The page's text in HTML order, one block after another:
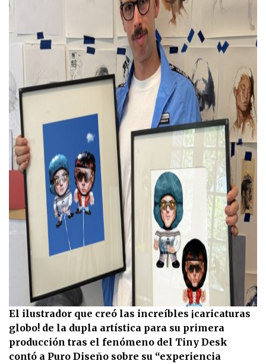
El ilustrador que creó las increíbles ¡caricaturas
globo! de la dupla artística para su primera
producción tras el fenómeno del Tiny Desk
contó a Puro Diseño sobre su “experiencia